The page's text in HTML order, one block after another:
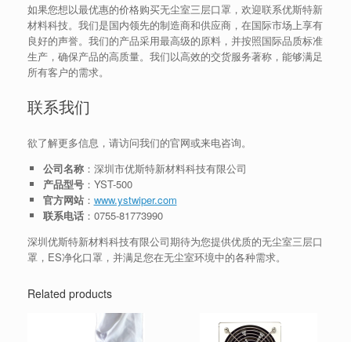
如果您想以最优惠的价格购买无尘室三层口罩，欢迎联系优斯特新
材料科技。我们是国内领先的制造商和供应商，在国际市场上享有
良好的声誉。我们的产品采用最高级的原料，并按照国际品质标准
生产，确保产品的高质量。我们以高效的交货服务著称，能够满足
所有客户的需求。
联系我们
欲了解更多信息，请访问我们的官网或来电咨询。
公司名称：深圳市优斯特新材料科技有限公司
产品型号：YST-500
官方网站： www.ystwiper.com
联系电话：0755-81773990
深圳优斯特新材料科技有限公司期待为您提供优质的无尘室三层口
罩，ES净化口罩，并满足您在无尘室环境中的各种需求。
Related products